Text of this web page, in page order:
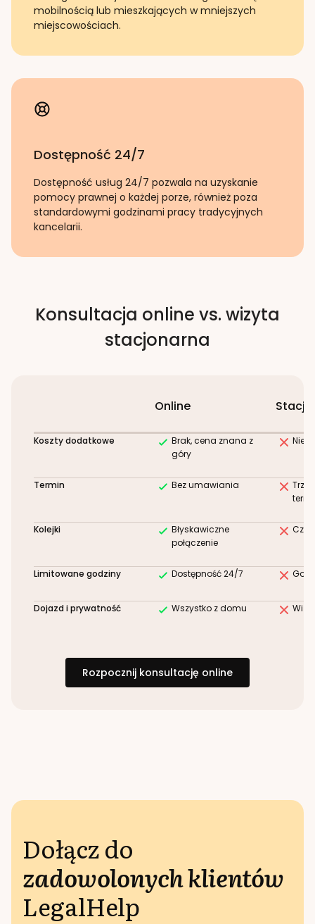
mobilnością lub mieszkających w mniejszych
miejscowościach.
Dostępność 24/7
Dostępność usług 24/7 pozwala na uzyskanie
pomocy prawnej o każdej porze, również poza
standardowymi godzinami pracy tradycyjnych
kancelarii.
Konsultacja online vs. wizyta
stacjonarna
Online
Koszty dodatkowe
Brak, cena znana z
góry
Termin Bez umawiania
Kolejki
Błyskawiczne
połączenie
Limitowane godziny Dostępność 24/7
Dojazd i prywatność Wszystko z domu
Rozpocznij konsultację online
Dołącz do
zadowolonych klientów
LegalHelp